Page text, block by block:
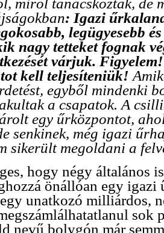
miről tanácskoztak, de
: Igazi
legügyesebb
nagy tetteket fognak
várjuk.
kell teljesíteniük!
egyből mindenki
a csapatok. A
egy űrközpontot,
senkinek, még igazi
sikerült megoldani a
hogy négy általános
önállóan egy igazi
unatkozó milliárdos,
sok
nevű bolygón már